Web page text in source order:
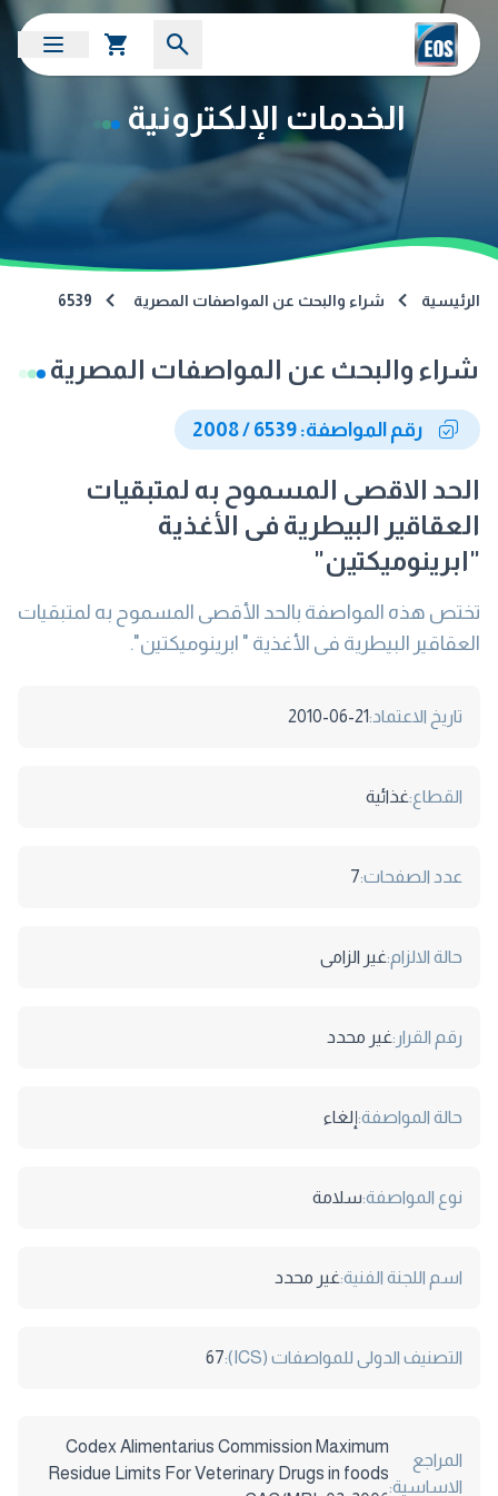
الخدمات الإلكترونية
الرئيسية شراء والبحث عن المواصفات المصرية 6539
شراء والبحث عن المواصفات المصرية
رقم المواصفة: 6539 / 2008
الحد الاقصى المسموح به لمتبقيات
العقاقير البيطرية فى الأغذية
"ابرينوميكتين"
تختص هذه المواصفة بالحد الأقصى المسموح به لمتبقيات
العقاقير البيطرية فى الأغذية " ابرينوميكتين".
تاريخ الاعتماد:2010-06-21
القطاع:غذائية
عدد الصفحات:7
حالة الالزام:غير الزامى
رقم القرار:غير محدد
حالة المواصفة:إلغاء
نوع المواصفة:سلامة
اسم اللجنة الفنية:غير محدد
التصنيف الدولى للمواصفات (ICS): 67
المراجع
الاساسية:
Codex Alimentarius Commission Maximum
Residue Limits For Veterinary Drugs in foods